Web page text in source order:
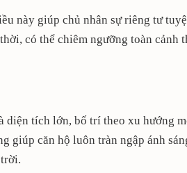
này giúp chủ nhân sự riêng tư
có thể chiêm ngưỡng toàn cảnh
diện tích lớn, bố trí theo xu hướng
giúp căn hộ luôn tràn ngập ánh